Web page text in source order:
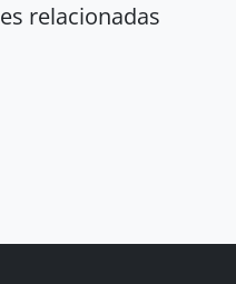
relacionadas